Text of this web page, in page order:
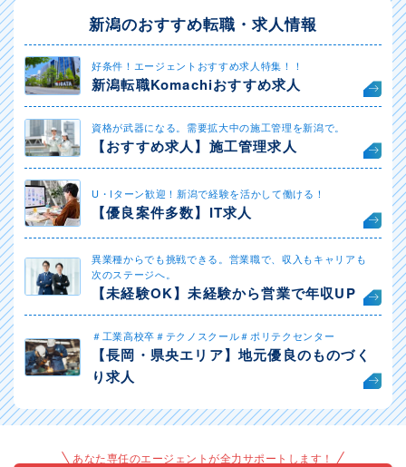
新潟のおすすめ転職・求人情報
好条件！エージェントおすすめ求人特集！！
新潟転職Komachiおすすめ求人
資格が武器になる。需要拡大中の施工管理を新潟で。
【おすすめ求人】施工管理求人
U・Iターン歓迎！新潟で経験を活かして働ける！
【優良案件多数】IT求人
異業種からでも挑戦できる。営業職で、収入もキャリアも
次のステージへ。
【未経験OK】未経験から営業で年収UP
＃工業高校卒＃テクノスクール＃ポリテクセンター
【長岡・県央エリア】地元優良のものづく
り求人
あなた専任のエージェントが全力サポートします！